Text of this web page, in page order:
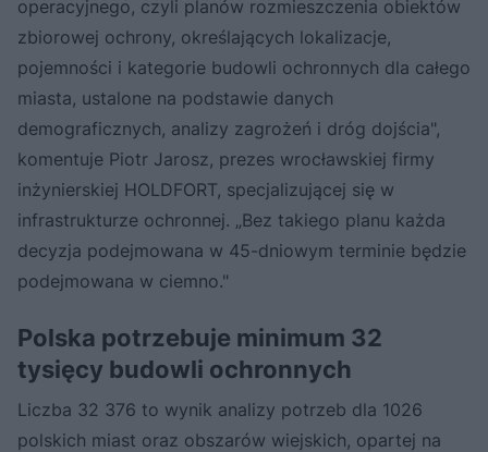
operacyjnego, czyli planów rozmieszczenia obiektów
zbiorowej ochrony, określających lokalizacje,
pojemności i kategorie budowli ochronnych dla całego
miasta, ustalone na podstawie danych
demograficznych, analizy zagrożeń i dróg dojścia",
komentuje Piotr Jarosz, prezes wrocławskiej firmy
inżynierskiej HOLDFORT, specjalizującej się w
infrastrukturze ochronnej. „Bez takiego planu każda
decyzja podejmowana w 45-dniowym terminie będzie
podejmowana w ciemno."
Polska potrzebuje minimum 32
tysięcy budowli ochronnych
Liczba 32 376 to wynik analizy potrzeb dla 1026
polskich miast oraz obszarów wiejskich, opartej na